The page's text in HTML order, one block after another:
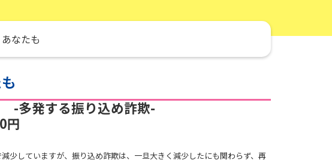
なたも
-多発する振り込め詐欺-
円
少していますが、振り込め詐欺は、一旦大きく減少したにも関わらず、再